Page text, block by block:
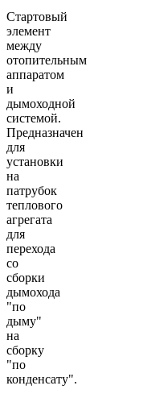
Стартовый
элемент
между
отопительным
аппаратом
и
дымоходной
системой.
Предназначен
для
установки
на
патрубок
теплового
агрегата
для
перехода
со
сборки
дымохода
"по
дыму"
на
сборку
"по
конденсату".